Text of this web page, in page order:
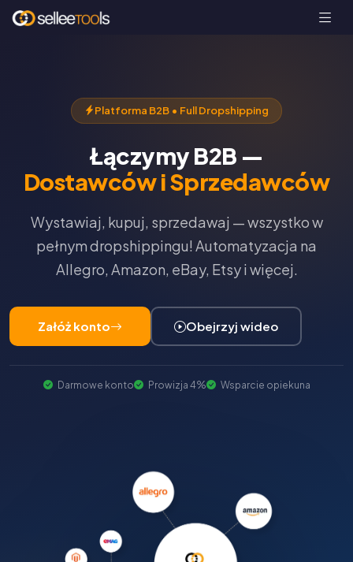
Platforma B2B • Full Dropshipping
Łączymy B2B —
Dostawców i Sprzedawców
Wystawiaj, kupuj, sprzedawaj — wszystko w
pełnym dropshippingu! Automatyzacja na
Allegro, Amazon, eBay, Etsy i więcej.
Załóż konto Obejrzyj wideo
Darmowe konto Prowizja 4% Wsparcie opiekuna